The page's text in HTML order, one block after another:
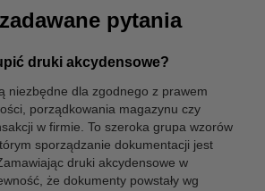
pytania
druki akcydensowe?
niezbędne dla zgodnego z prawem
porządkowania magazynu czy
w firmie. To szeroka grupa wzorów
sporządzanie dokumentacji jest
druki akcydensowe w
że dokumenty powstały wg